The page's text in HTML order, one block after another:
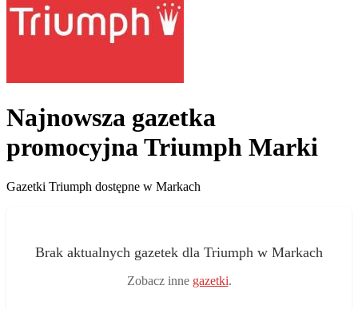
Najnowsza gazetka
promocyjna Triumph Marki
Gazetki Triumph dostępne w Markach
Brak aktualnych gazetek dla Triumph w Markach
Zobacz inne gazetki.